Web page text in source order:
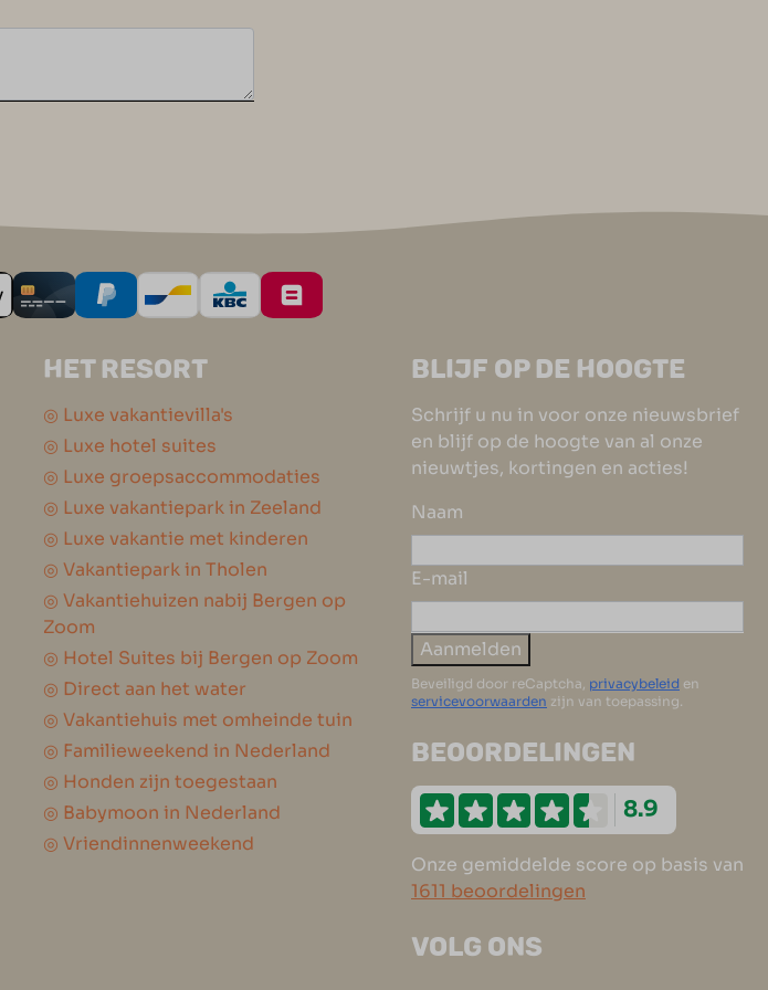
HET RESORT
◎ Luxe vakantievilla's
◎ Luxe hotel suites
◎ Luxe groepsaccommodaties
◎ Luxe vakantiepark in Zeeland
◎ Luxe vakantie met kinderen
◎ Vakantiepark in Tholen
◎ Vakantiehuizen nabij Bergen op
Zoom
◎ Hotel Suites bij Bergen op Zoom
◎ Direct aan het water
◎ Vakantiehuis met omheinde tuin
◎ Familieweekend in Nederland
◎ Honden zijn toegestaan
◎ Babymoon in Nederland
◎ Vriendinnenweekend
BLIJF OP DE HOOGTE
Schrijf u nu in voor onze nieuwsbrief
en blijf op de hoogte van al onze
nieuwtjes, kortingen en acties!
Naam
E-mail
Aanmelden
Beveiligd door reCaptcha, privacybeleid en
servicevoorwaarden zijn van toepassing.
BEOORDELINGEN
8.9
Onze gemiddelde score op basis van
1611 beoordelingen
VOLG ONS